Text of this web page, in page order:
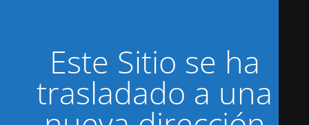
Este Sitio se ha
trasladado a una